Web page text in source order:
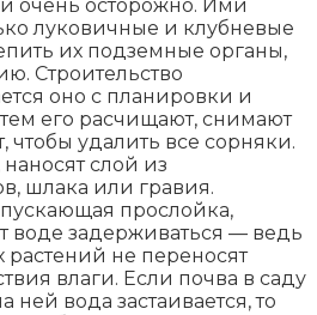
очень осторожно. Ими
луковичные и клубневые
их подземные органы,
Строительство
оно с планировки и
его расчищают, снимают
удалить все сорняки.
слой из
шлака или гравия.
прослойка,
воде задерживаться — ведь
не переносят
влаги. Если почва в саду
ней вода застаивается, то